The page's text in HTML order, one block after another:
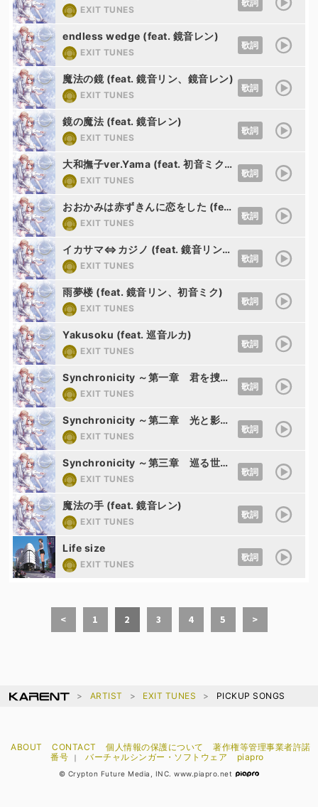
EXIT TUNES
歌詞
endless wedge (feat. 鏡音レン)
EXIT TUNES
歌詞
魔法の鏡 (feat. 鏡音リン、鏡音レン)
EXIT TUNES
歌詞
鏡の魔法 (feat. 鏡音レン)
EXIT TUNES
歌詞
大和撫子ver.Yama (feat. 初音ミク、巡音ルカ)
EXIT TUNES
歌詞
おおかみは赤ずきんに恋をした (feat. 鏡音リン、鏡音レン)
EXIT TUNES
歌詞
イカサマ⇔カジノ (feat. 鏡音リン、鏡音レン)
EXIT TUNES
歌詞
雨夢楼 (feat. 鏡音リン、初音ミク)
EXIT TUNES
歌詞
Yakusoku (feat. 巡音ルカ)
EXIT TUNES
歌詞
Synchronicity ～第一章 君を捜す空～ (feat. 鏡音リン、鏡音レン)
EXIT TUNES
歌詞
Synchronicity ～第二章 光と影の楽園～ (feat. 鏡音リン、鏡音レン)
EXIT TUNES
歌詞
Synchronicity ～第三章 巡る世界のレクイエム～ (feat. 鏡音リン、鏡音レン)
EXIT TUNES
歌詞
魔法の手 (feat. 鏡音レン)
EXIT TUNES
歌詞
Life size
EXIT TUNES
歌詞
< 1 2 3 4 5 >
ARTIST EXIT TUNES PICKUP SONGS
ABOUT CONTACT 個人情報の保護について
著作権等管理事業者許諾
番号
｜ バーチャルシンガー・ソフトウェア piapro
© Crypton Future Media, INC. www.piapro.net